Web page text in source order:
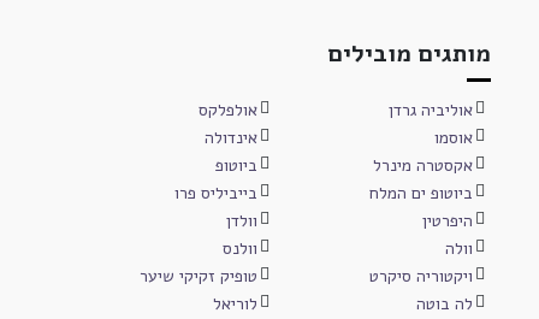
מותגים מובילים
אוליביה גרדן
אולפלקס
אוסמו
אינדולה
אקסטרה מינרל
ביוטופ
ביוטופ ים המלח
בייביליס פרו
היפרטין
וולדן
וולה
וולנס
ויקטוריה סיקרט
טופיק זקיקי שיער
לה בוטה
לוריאל